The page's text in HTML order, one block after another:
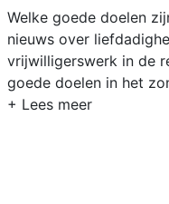
Welke goede doelen
nieuws over
vrijwilligerswerk in de
goede doelen in het